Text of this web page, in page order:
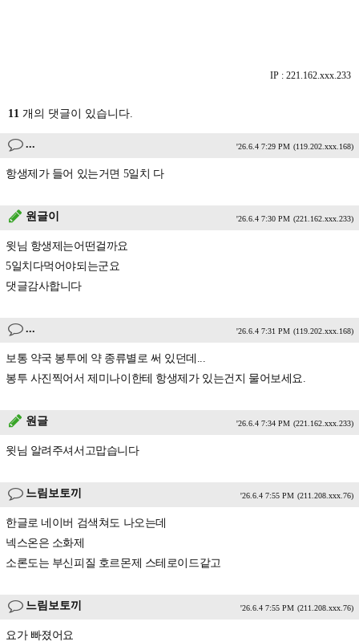
IP : 221.162.xxx.233
11 개의 댓글이 있습니다.
... '26.6.4 7:29 PM (119.202.xxx.168)
항생제가 들어 있는거면 5일치 다
원글이 '26.6.4 7:30 PM (221.162.xxx.233)
윗님 항생제는어떤걸까요
5일치다먹어야되는군요
댓글감사합니다
... '26.6.4 7:31 PM (119.202.xxx.168)
보통 약국 봉투에 약 종류별로 써 있던데...
봉투 사진찍어서 제미나이한테 항생제가 있는건지 물어보세요.
원글 '26.6.4 7:34 PM (221.162.xxx.233)
윗님 알려주셔서고맙습니다
느림보토끼 '26.6.4 7:55 PM (211.208.xxx.76)
한글로 네이버 검색쳐도 나오는데
넥스온은 소화제
소론도는 부신피질 호르몬제 스테로이드같고
느림보토끼 '26.6.4 7:55 PM (211.208.xxx.76)
요가 빠졌어요